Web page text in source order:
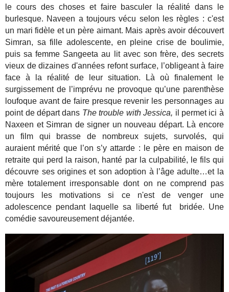
le cours des choses et faire basculer la réalité dans le
burlesque. Naveen a toujours vécu selon les règles : c'est
un mari fidèle et un père aimant. Mais après avoir découvert
Simran, sa fille adolescente, en pleine crise de boulimie,
puis sa femme Sangeeta au lit avec son frère, des secrets
vieux de dizaines d'années refont surface, l’obligeant à faire
face à la réalité de leur situation. Là où finalement le
surgissement de l’imprévu ne provoque qu’une parenthèse
loufoque avant de faire presque revenir les personnages au
point de départ dans The trouble with Jessica, il permet ici à
Naxeen et Simran de signer un nouveau départ. Là encore
un film qui brasse de nombreux sujets, survolés, qui
auraient mérité que l’on s’y attarde : le père en maison de
retraite qui perd la raison, hanté par la culpabilité, le fils qui
découvre ses origines et son adoption à l’âge adulte…et la
mère totalement irresponsable dont on ne comprend pas
toujours les motivations si ce n'est de venger une
adolescence pendant laquelle sa liberté fut bridée. Une
comédie savoureusement déjantée.